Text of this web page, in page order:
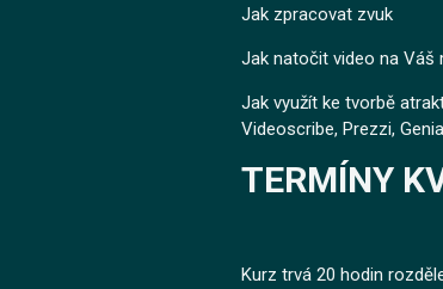
Jak zpracovat zvuk
Jak natočit video na Váš
Jak využít ke tvorbě
Videoscribe, Prezzi,
TERMÍNY
Kurz trvá 20 hodin